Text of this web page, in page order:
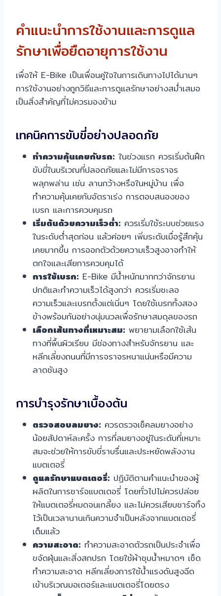
คำแนะนำการใช้งานและการดูแล
รักษาเพื่อยืดอายุการใช้งาน
เพื่อให้ E-Bike เป็นเพื่อนคู่ใจในการเดินทางไปได้นานๆ
การใช้งานอย่างถูกวิธีและการดูแลรักษาอย่างสม่ำเสมอ
เป็นสิ่งสำคัญที่ไม่ควรมองข้าม
เทคนิคการขับขี่อย่างปลอดภัย
ทำความคุ้นเคยกับรถ: ในช่วงแรก ควรเริ่มต้นฝึก
ขับขี่ในบริเวณที่ปลอดภัยและไม่มีการจราจร
พลุกพล่าน เช่น ลานกว้างหรือในหมู่บ้าน เพื่อ
ทำความคุ้นเคยกับอัตราเร่ง การตอบสนองของ
เบรก และการควบคุมรถ
เริ่มต้นด้วยความเร็วต่ำ: ควรเริ่มใช้ระบบช่วยแรง
ในระดับต่ำสุดก่อน แล้วค่อยๆ เพิ่มระดับเมื่อรู้สึกคุ้น
เคยมากขึ้น การออกตัวด้วยความเร็วสูงอาจทำให้
ตกใจและเสียการควบคุมได้
การใช้เบรก: E-Bike มีน้ำหนักมากกว่าจักรยาน
ปกติและทำความเร็วได้สูงกว่า ควรเริ่มชะลอ
ความเร็วและเบรกตั้งแต่เนิ่นๆ โดยใช้เบรกทั้งสอง
ข้างพร้อมกันอย่างนุ่มนวลเพื่อรักษาสมดุลของรถ
เลือกเส้นทางที่เหมาะสม: พยายามเลือกใช้เส้น
ทางที่พื้นผิวเรียบ มีช่องทางสำหรับจักรยาน และ
หลีกเลี่ยงถนนที่มีการจราจรหนาแน่นหรือมีความ
ลาดชันสูง
การบำรุงรักษาเบื้องต้น
ตรวจสอบลมยาง: ควรตรวจเช็คลมยางอย่าง
น้อยสัปดาห์ละครั้ง การที่ลมยางอยู่ในระดับที่เหมาะ
สมจะช่วยให้การขับขี่ราบรื่นและประหยัดพลังงาน
แบตเตอรี่
ดูแลรักษาแบตเตอรี่: ปฏิบัติตามคำแนะนำของผู้
ผลิตในการชาร์จแบตเตอรี่ โดยทั่วไปไม่ควรปล่อย
ให้แบตเตอรี่หมดจนเกลี้ยง และไม่ควรเสียบชาร์จทิ้ง
ไว้เป็นเวลานานเกินความจำเป็นหลังจากแบตเตอรี่
เต็มแล้ว
ความสะอาด: ทำความสะอาดตัวรถเป็นประจำเพื่อ
ขจัดฝุ่นและสิ่งสกปรก โดยใช้ผ้าชุบน้ำหมาดๆ เช็ด
ทำความสะอาด หลีกเลี่ยงการใช้น้ำแรงดันสูงฉีด
เข้าบริเวณมอเตอร์และแบตเตอรี่โดยตรง